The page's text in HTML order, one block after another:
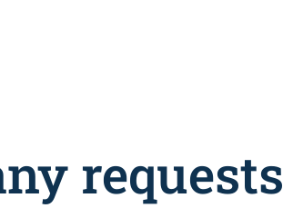
requests